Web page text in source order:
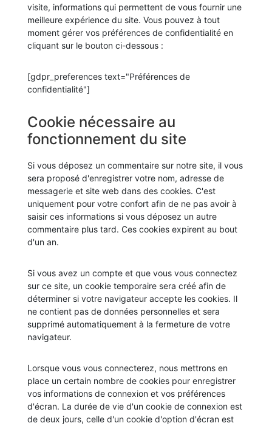
visite, informations qui permettent de vous fournir une
meilleure expérience du site. Vous pouvez à tout
moment gérer vos préférences de confidentialité en
cliquant sur le bouton ci-dessous :
[gdpr_preferences text="Préférences de
confidentialité"]
Cookie nécessaire au
fonctionnement du site
Si vous déposez un commentaire sur notre site, il vous
sera proposé d'enregistrer votre nom, adresse de
messagerie et site web dans des cookies. C'est
uniquement pour votre confort afin de ne pas avoir à
saisir ces informations si vous déposez un autre
commentaire plus tard. Ces cookies expirent au bout
d'un an.
Si vous avez un compte et que vous vous connectez
sur ce site, un cookie temporaire sera créé afin de
déterminer si votre navigateur accepte les cookies. Il
ne contient pas de données personnelles et sera
supprimé automatiquement à la fermeture de votre
navigateur.
Lorsque vous vous connecterez, nous mettrons en
place un certain nombre de cookies pour enregistrer
vos informations de connexion et vos préférences
d'écran. La durée de vie d'un cookie de connexion est
de deux jours, celle d'un cookie d'option d'écran est